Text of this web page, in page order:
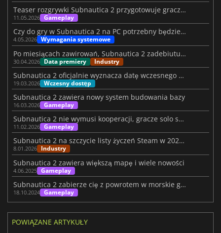
Teaser rozgrywki Subnautica 2 przygotowuje graczy na premierę gry
11.05.2026 Gameplay
Czy do gry w Subnautica 2 na PC potrzebny będzie nowy sprzęt?
4.05.2026 Wymagania systemowe
Po miesiącach zawirowań, Subnautica 2 zadebiutuje 14 maja
30.04.2026 Data premiery Industry
Subnautica 2 oficjalnie wyznacza datę wczesnego dostępu po burzliwym czasie
19.03.2026 Wczesny dostęp
Subnautica 2 zawiera nowy system budowania bazy
16.03.2026 Gameplay
Subnautica 2 nie wymusi kooperacji, gracze solo są bezpieczni
11.02.2026 Gameplay
Subnautica 2 na szczycie listy życzeń Steam w 2026 roku
8.01.2026 Industry
Subnautica 2 zawiera większą mapę i wiele nowości
4.06.2025 Gameplay
Subnautica 2 zabierze cię z powrotem w morskie głębiny
18.10.2024 Gameplay
POWIĄZANE ARTYKUŁY